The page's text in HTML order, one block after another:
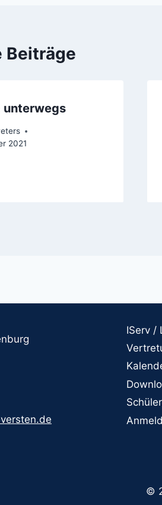
Beiträge
unterwegs
2021
IServ /
©